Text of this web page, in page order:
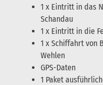
1 x Eintritt in das
Schandau
1 x Eintritt in die
1 x Schiffahrt von
Wehlen
GPS-Daten
1 Paket